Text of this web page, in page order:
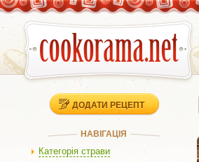
ДОДАТИ РЕЦЕПТ
НАВІГАЦІЯ
Категорія страви